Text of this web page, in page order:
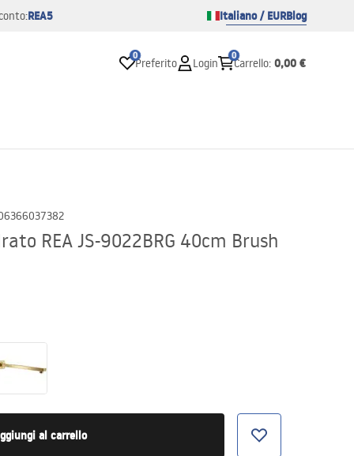
REA5 Italiano / EURBlog
0
Preferito Login
0
Carrello: 0,00 €
REA JS-9022BRG 40cm Brush
al carrello